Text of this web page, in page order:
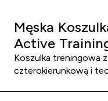
Męska
Active
Koszulka treningowa
czterokierunkową i